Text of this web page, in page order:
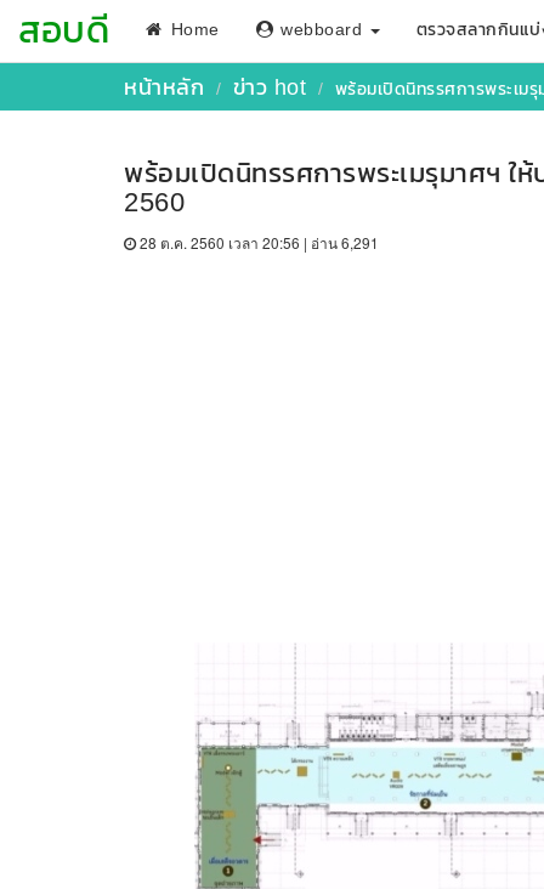
สอบดี Home webboard ตรวจสลากกินแ
หน้าหลัก ข่าว hot พร้อมเปิดนิทรรศการพระเม
พร้อมเปิดนิทรรศการพระเมรุมาศฯ ใ
2560
28 ต.ค. 2560 เวลา 20:56 | อ่าน 6,291